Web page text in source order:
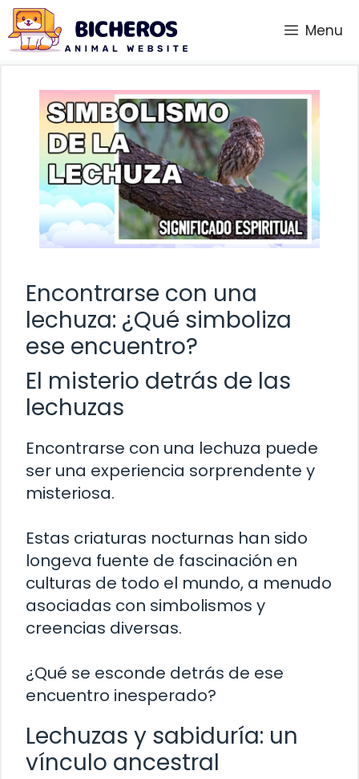
Saltar
al
contenido
Menu
Encontrarse con una
lechuza: ¿Qué simboliza
ese encuentro?
El misterio detrás de las
lechuzas
Encontrarse con una lechuza puede
ser una experiencia sorprendente y
misteriosa.
Estas criaturas nocturnas han sido
longeva fuente de fascinación en
culturas de todo el mundo, a menudo
asociadas con simbolismos y
creencias diversas.
¿Qué se esconde detrás de ese
encuentro inesperado?
Lechuzas y sabiduría: un
vínculo ancestral